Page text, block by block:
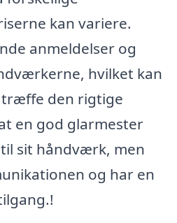
kan variere.
anmeldelser og
hvilket kan
den rigtige
en god glarmester
sit håndværk, men
og har en